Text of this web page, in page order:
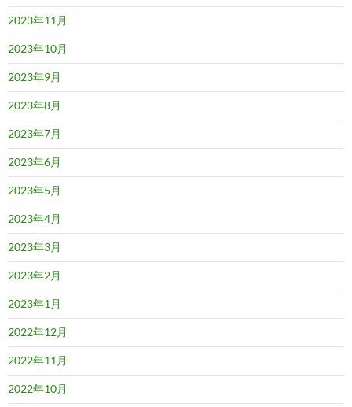
2023年11月
2023年10月
2023年9月
2023年8月
2023年7月
2023年6月
2023年5月
2023年4月
2023年3月
2023年2月
2023年1月
2022年12月
2022年11月
2022年10月